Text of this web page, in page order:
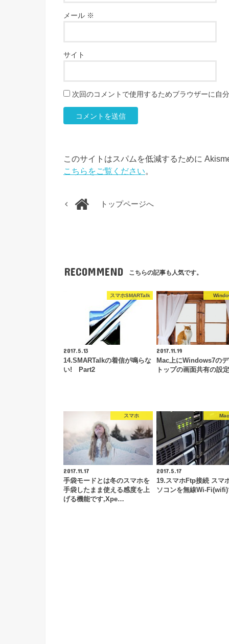
メール ※
サイト
次回のコメントで使用するためブラウザーに自
このサイトはスパムを低減するために
こちらをご覧ください。
トップページへ
RECOMMEND こちらの記事も人気です。
スマホSMARTalk
2017.5.13
14.SMARTalkの着信が鳴らな
い! Part2
2017.11.19
Mac上にWindows7の
トップの画面共有の設
スマホ
2017.11.17
手袋モードとは冬のスマホを
手袋したまま使える感度を上
げる機能です,Xpe…
2017.5.17
19.スマホFtp接続 スマ
ソコンを無線Wi-